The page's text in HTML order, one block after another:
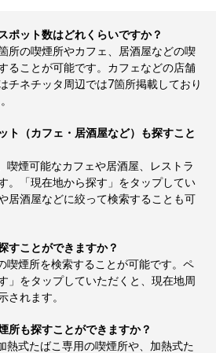
ポット数はどれくらいですか？
所の喫煙所やカフェ、居酒屋などの喫
ることが可能です。カフェなどの店舗
チネチッタ周辺では7箇所掲載しており
ト（カフェ・居酒屋など）も探すこと
喫煙可能なカフェや居酒屋、レストラ
。「現在地から探す」をタップしてい
居酒屋などに絞って検索することも可
すことができますか？
喫煙所を検索することが可能です。ペ
」をタップしていただくと、現在地周
されます。
所も探すことができますか？
熱式たばこ専用の喫煙所や、加熱式た